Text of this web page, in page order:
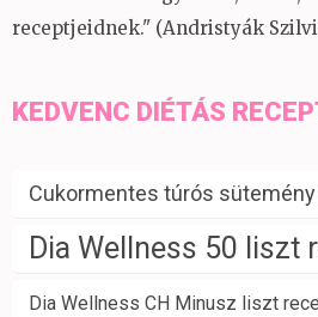
receptjeidnek." (Andristyák
KEDVENC DIÉTÁS
Cukormentes túrós sütemény
Dia Wellness 50 liszt
Dia Wellness CH Minusz liszt